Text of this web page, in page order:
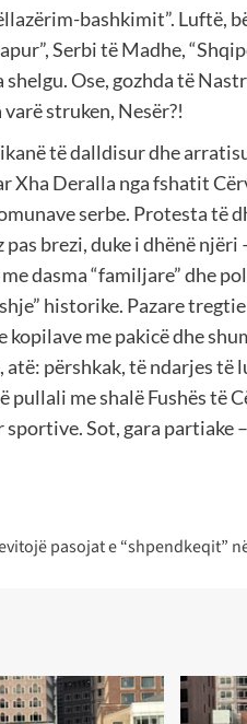
bashkimit”. Luftë,
Serbi të Madhe,
shelgu. Ose, gozhda të
struken, Nesër?!
të dalldisur dhe
Xha Deralla nga fshatit
serbe. Protesta të
brezi, duke i dhënë
dasma “familjare” dhe
historike. Pazare
kopilave me pakicë dhe
atë: përshkak, të ndarjes
pullali me shalë Fushës të
sportive. Sot, gara partiake
pasojat e “shpendkeqit”